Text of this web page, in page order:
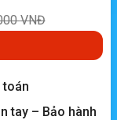
VNĐ
tay – Bảo hành